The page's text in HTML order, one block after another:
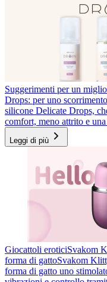
Suggerimenti per un
Drops: per uno
silicone Delicate Drops,
comfort, meno attrito e
Leggi di più
Giocattoli eroticiSvakom
forma di gattoSvakom
forma di gatto uno